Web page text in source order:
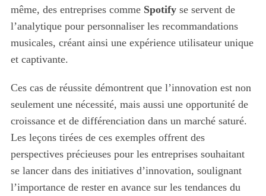
même, des entreprises comme Spotifyse servent de
l’analytique pour personnaliser les recommandations
musicales, créant ainsi une expérience utilisateur unique
et captivante.
Ces cas de réussite démontrent que l’innovation est non
seulement une nécessité, mais aussi une opportunité de
croissance et de différenciation dans un marché saturé.
Les leçons tirées de ces exemples offrent des
perspectives précieuses pour les entreprises souhaitant
se lancer dans des initiatives d’innovation, soulignant
l’importance de rester en avance sur les tendances du